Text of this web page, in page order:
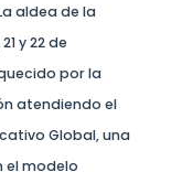
aldea de la
y 22 de
por la
atendiendo el
Global, una
el modelo